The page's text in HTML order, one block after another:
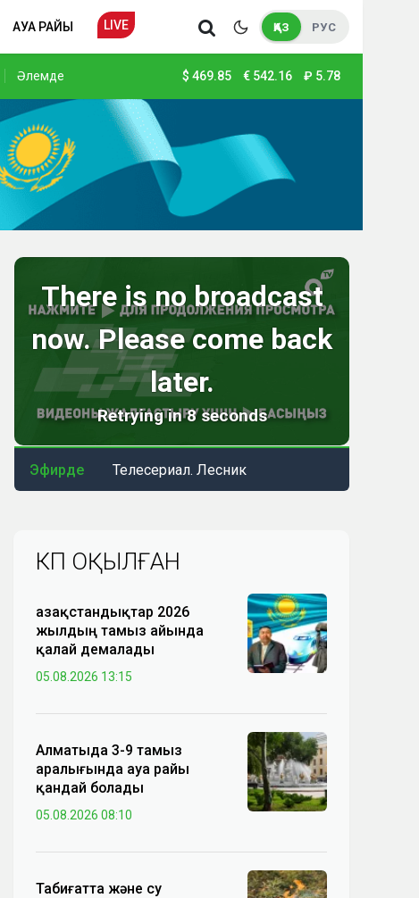
АУА РАЙЫ LIVE ҚАЗ РУС
Әлемде $ 469.85 € 542.16 ₽ 5.78
Эфирде Телесериал. Лесник
КӨП ОҚЫЛҒАН
Қазақстандықтар 2026
жылдың тамыз айында
қалай демалады
05.08.2026 13:15
Алматыда 3-9 тамыз
аралығында ауа райы
қандай болады
05.08.2026 08:10
Табиғатта және су